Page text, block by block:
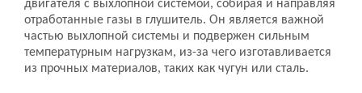
двигателя с выхлопной системой, собирая и направляя
отработанные газы в глушитель. Он является важной
частью выхлопной системы и подвержен сильным
температурным нагрузкам, из-за чего изготавливается
из прочных материалов, таких как чугун или сталь.